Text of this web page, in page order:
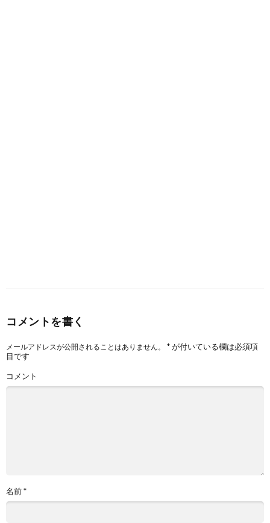
コメントを書く
メールアドレスが公開されることはありません。 *が付いている欄は必須項
目です
コメント
名前*